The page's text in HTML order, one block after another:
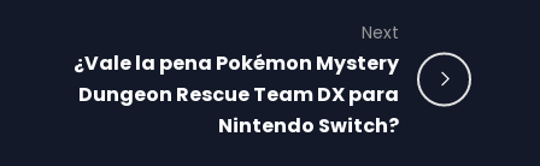
Next
¿Vale la pena Pokémon Mystery
Dungeon Rescue Team DX para
Nintendo Switch?